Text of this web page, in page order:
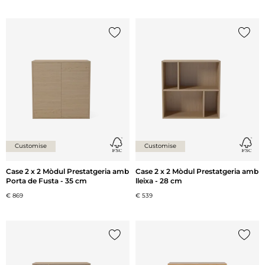
Customise
Case 2 x 2 Mòdul Prestatgeria amb
Porta de Fusta - 35 cm
€ 869
Customise
Case 2 x 2 Mòdul Prestatgeria amb
lleixa - 28 cm
€ 539